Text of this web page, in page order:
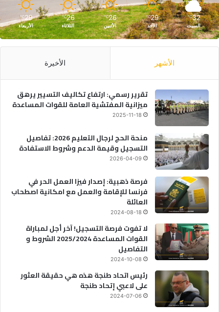
32
℃
السبت
29
℃
الأحد
26
℃
الأثنين
26
℃
الثلاثاء
29
℃
الأربعاء
الأشهر الأخيرة
تقرير رسمي: ارتفاع تكاليف التسيير يرهق
ميزانية المفتشية العامة للقوات المساعدة
2025-11-18
منحة الحج لرجال التعليم 2026: تفاصيل
التسجيل وقيمة الدعم وشروط الاستفادة
2026-04-09
فرصة ذهبية: إصدار فيزا العمل الحر في
فرنسا للإقامة والعمل مع امكانية اصطحاب
العائلة
2024-08-18
لا تفوت فرصة التسجيل! آخر أجل لمباراة
القوات المساعدة 2025/2024 الشروط و
التفاصيل
2024-10-08
رئيس اتحاد طنجة هذه هي حقيقة العثور
على لاعبي إتحاد طنجة
2024-07-06